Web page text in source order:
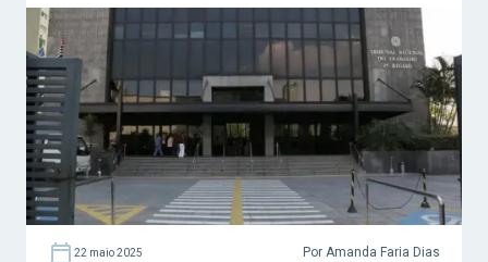
22 maio 2025 Por Amanda Faria Dias